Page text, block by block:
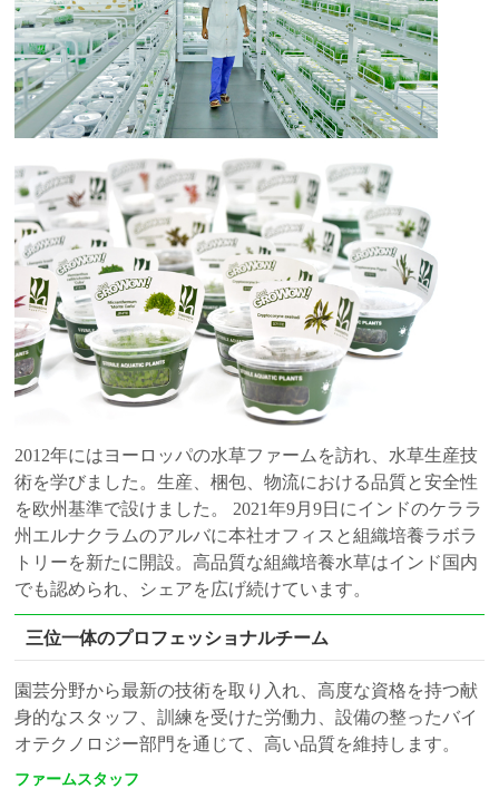
2012年にはヨーロッパの水草ファームを訪れ、水草生産技
術を学びました。生産、梱包、物流における品質と安全性
を欧州基準で設けました。 2021年9月9日にインドのケララ
州エルナクラムのアルバに本社オフィスと組織培養ラボラ
トリーを新たに開設。高品質な組織培養水草はインド国内
でも認められ、シェアを広げ続けています。
三位一体のプロフェッショナルチーム
園芸分野から最新の技術を取り入れ、高度な資格を持つ献
身的なスタッフ、訓練を受けた労働力、設備の整ったバイ
オテクノロジー部門を通じて、高い品質を維持します。
ファームスタッフ